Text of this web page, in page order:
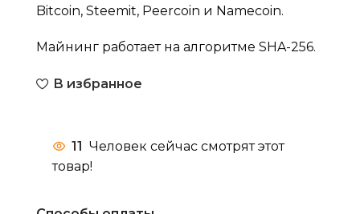
Bitcoin, Steemit, Peercoin и Namecoin.
Майнинг работает на алгоритме SHA-256.
В избранное
11
Человек сейчас смотрят этот
товар!